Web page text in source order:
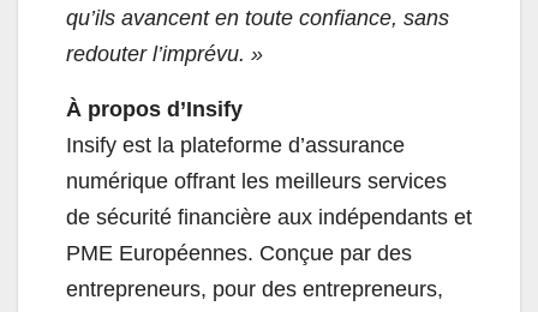
qu’ils avancent en toute confiance, sans
redouter l’imprévu. »
À propos d’Insify
Insify est la plateforme d’assurance
numérique offrant les meilleurs services
de sécurité financière aux indépendants et
PME Européennes. Conçue par des
entrepreneurs, pour des entrepreneurs,